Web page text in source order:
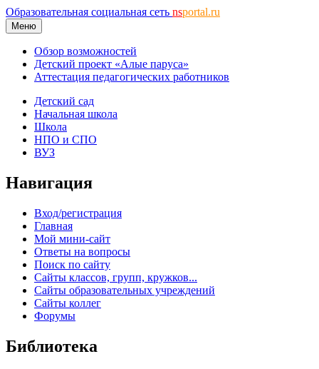
Образовательная социальная сеть nsportal.ru
Меню
Обзор возможностей
Детский проект «Алые паруса»
Аттестация педагогических работников
Детский сад
Начальная школа
Школа
НПО и СПО
ВУЗ
Навигация
Вход/регистрация
Главная
Мой мини-сайт
Ответы на вопросы
Поиск по сайту
Сайты классов, групп, кружков...
Сайты образовательных учреждений
Сайты коллег
Форумы
Библиотека